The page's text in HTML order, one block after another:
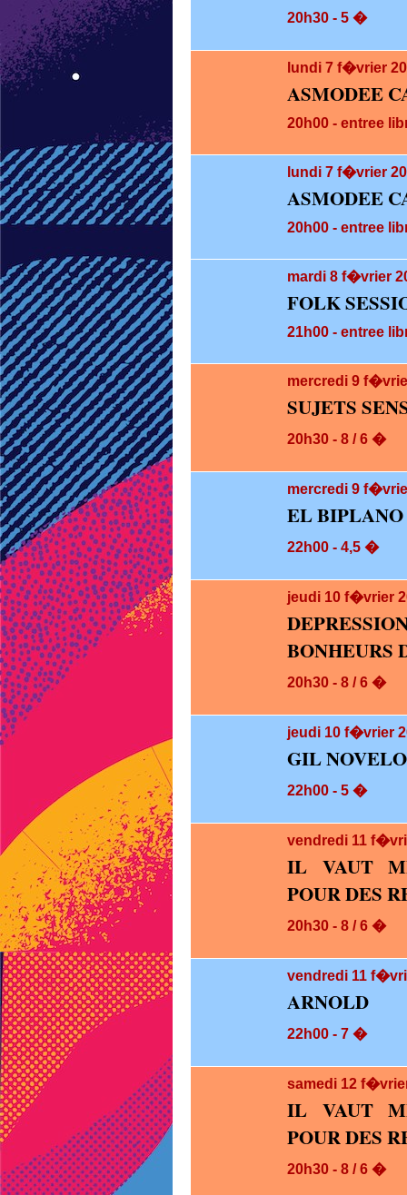
20h30 - 5 �
lundi 7 f�vrier
ASMODEE
20h00 - entree
lundi 7 f�vrier
ASMODEE
20h00 - entree
mardi 8 f�vrier
FOLK
21h00 - entree
mercredi 9
SUJETS
20h30 - 8 / 6 �
mercredi 9
EL
22h00 - 4,5 �
jeudi 10 f�vrier
BONHEURS
20h30 - 8 / 6 �
jeudi 10 f�vrier
GIL NOVELO
22h00 - 5 �
vendredi 11
IL VAUT
POUR DES
20h30 - 8 / 6 �
vendredi 11
ARNOLD
22h00 - 7 �
samedi 12
IL VAUT
POUR DES
20h30 - 8 / 6 �